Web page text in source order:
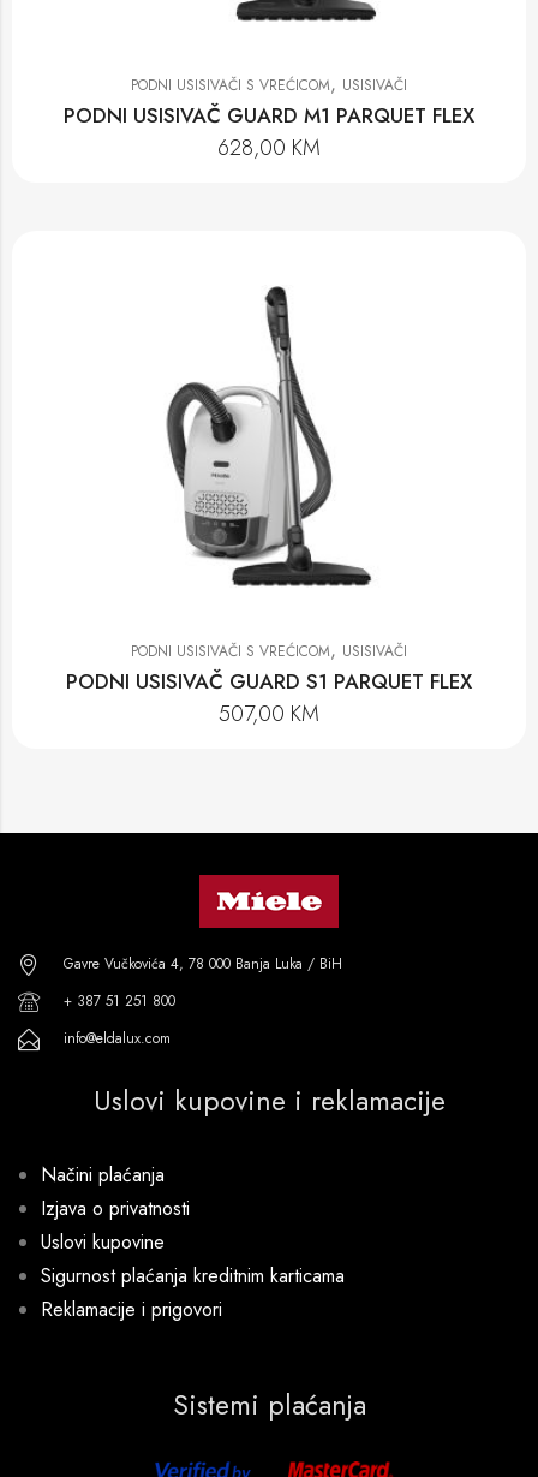
PODNI USISIVAČI S VREĆICOM, USISIVAČI
PODNI USISIVAČ GUARD M1 PARQUET FLEX
628,00 KM
PODNI USISIVAČI S VREĆICOM, USISIVAČI
PODNI USISIVAČ GUARD S1 PARQUET FLEX
507,00 KM
Gavre Vučkovića 4, 78 000 Banja Luka / BiH
+ 387 51 251 800
info@eldalux.com
Uslovi kupovine i reklamacije
Načini plaćanja
Izjava o privatnosti
Uslovi kupovine
Sigurnost plaćanja kreditnim karticama
Reklamacije i prigovori
Sistemi plaćanja